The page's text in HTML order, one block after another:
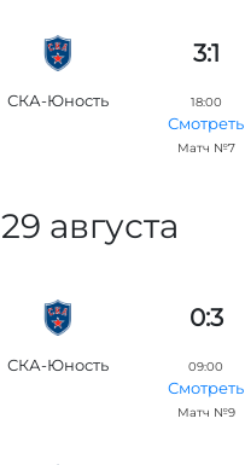
3:1
СКА-Юность 18:00
Смотреть
Матч №7
29 августа
0:3
СКА-Юность 09:00
Смотреть
Матч №9